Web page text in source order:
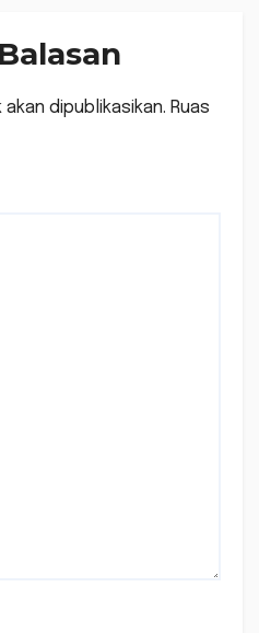
dipublikasikan. Ruas